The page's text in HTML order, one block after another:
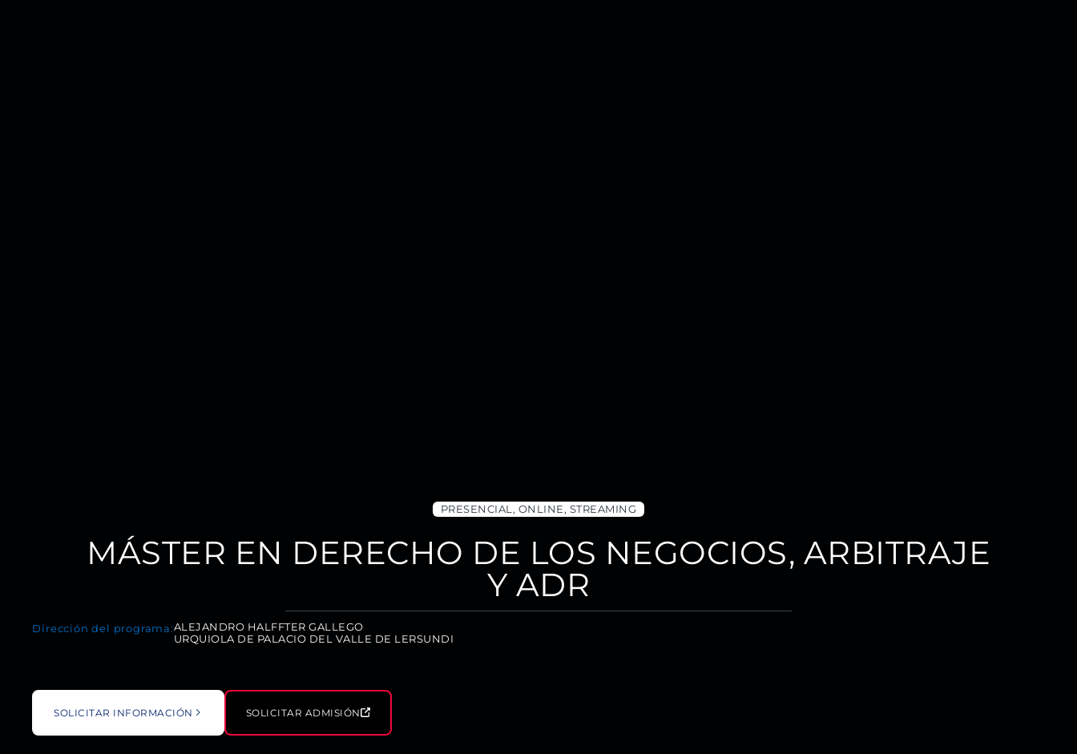
PRESENCIAL, ONLINE, STREAMING
MÁSTER EN DERECHO DE LOS NEGOCIOS, ARBITRAJE
Y ADR
Dirección del programa:ALEJANDRO HALFFTER GALLEGO
URQUIOLA DE PALACIO DEL VALLE DE LERSUNDI
SOLICITAR INFORMACIÓN SOLICITAR ADMISIÓN